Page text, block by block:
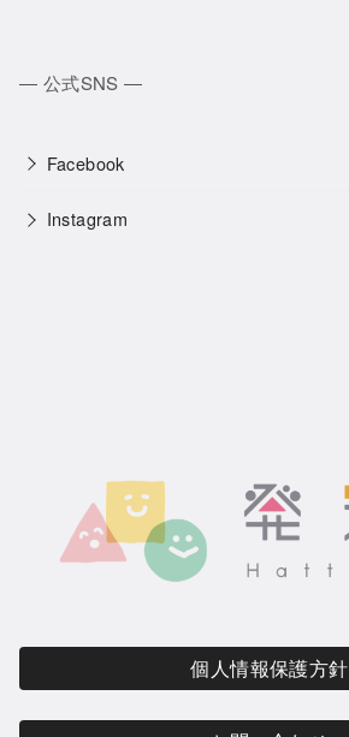
― 公式SNS ―
Facebook
Instagram
個人情報保護方針